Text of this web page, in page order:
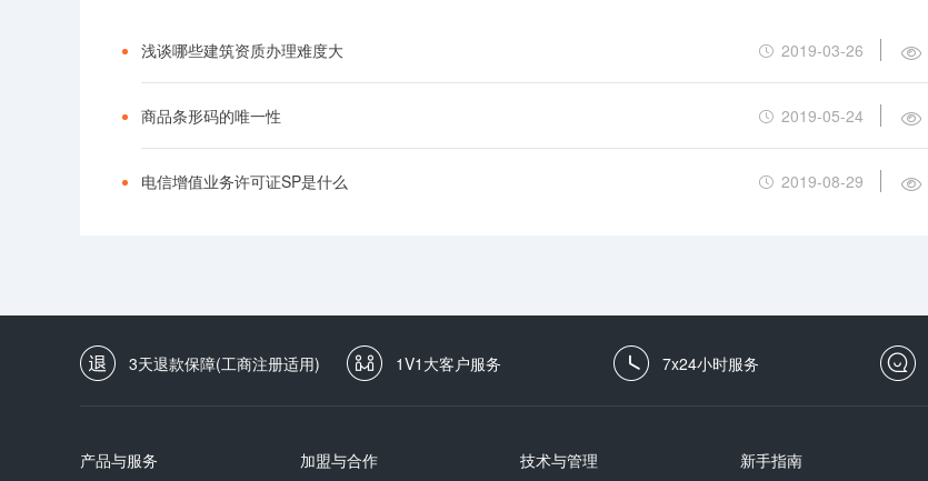
浅谈哪些建筑资质办理难度大 2019-03-26
商品条形码的唯一性 2019-05-24
电信增值业务许可证SP是什么 2019-08-29
3天退款保障(工商注册适用) 1V1大客户服务 7x24小时服务
产品与服务 加盟与合作 技术与管理 新手指南